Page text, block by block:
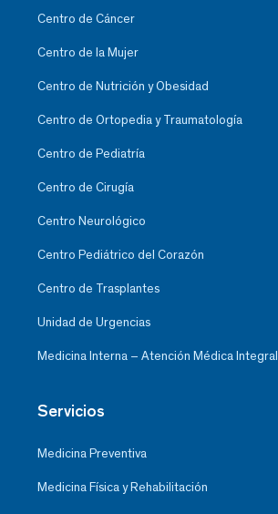
Centro de Cáncer
Centro de la Mujer
Centro de Nutrición y Obesidad
Centro de Ortopedia y Traumatología
Centro de Pediatría
Centro de Cirugía
Centro Neurológico
Centro Pediátrico del Corazón
Centro de Trasplantes
Unidad de Urgencias
Medicina Interna – Atención Médica Integral
Servicios
Medicina Preventiva
Medicina Física y Rehabilitación